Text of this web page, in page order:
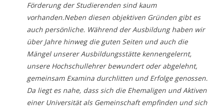
Förderung der Studierenden sind kaum
vorhanden.Neben diesen objektiven Gründen gibt es
auch persönliche. Während der Ausbildung haben wir
über Jahre hinweg die guten Seiten und auch die
Mängel unserer Ausbildungsstätte kennengelernt,
unsere Hochschullehrer bewundert oder abgelehnt,
gemeinsam Examina durchlitten und Erfolge genossen.
Da liegt es nahe, dass sich die Ehemaligen und Aktiven
einer Universität als Gemeinschaft empfinden und sich